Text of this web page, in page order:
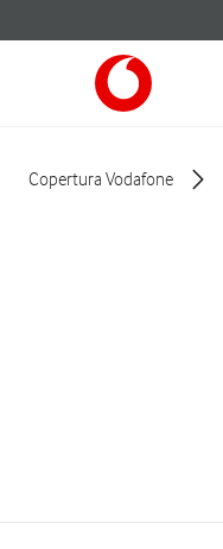
Copertura Vodafone